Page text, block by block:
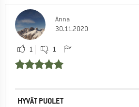
Anna
30.11.2020
1 1
HYVÄT PUOLET